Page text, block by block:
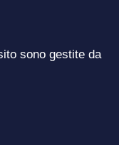
sono gestite da